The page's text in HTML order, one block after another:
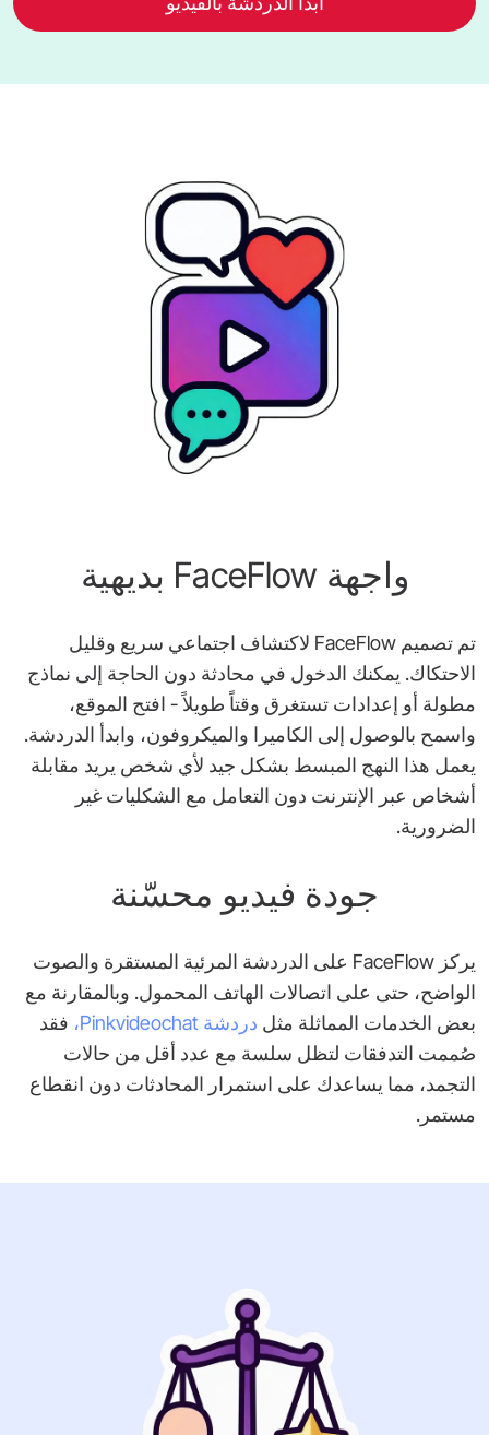
واجهة FaceFlow بديهية
تم تصميم FaceFlow لاكتشاف اجتماعي سريع وقليل
الاحتكاك. يمكنك الدخول في محادثة دون الحاجة إلى نماذج
مطولة أو إعدادات تستغرق وقتاً طويلاً - افتح الموقع،
واسمح بالوصول إلى الكاميرا والميكروفون، وابدأ الدردشة.
يعمل هذا النهج المبسط بشكل جيد لأي شخص يريد مقابلة
أشخاص عبر الإنترنت دون التعامل مع الشكليات غير
الضرورية.
جودة فيديو محسّنة
يركز FaceFlow على الدردشة المرئية المستقرة والصوت
الواضح، حتى على اتصالات الهاتف المحمول. وبالمقارنة مع
بعض الخدمات المماثلة مثل دردشة Pinkvideochat،
فقد
صُممت التدفقات لتظل سلسة مع عدد أقل من حالات
التجمد، مما يساعدك على استمرار المحادثات دون انقطاع
مستمر.